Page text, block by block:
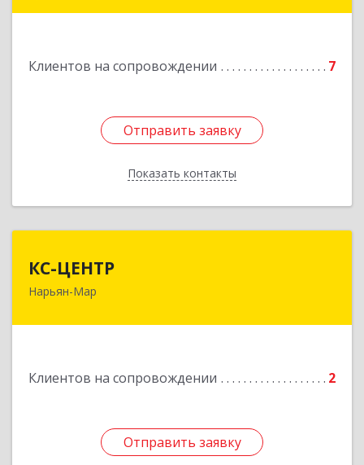
Клиентов на сопровождении 7
Отправить заявку
Показать контакты
Подробнее
Отправить заявку
Назад
КС-ЦЕНТР
Нарьян-Мар
Клиентов на сопровождении 2
Отправить заявку
Отправить заявку